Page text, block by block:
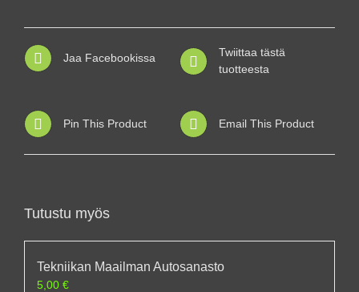
Jaa Facebookissa
Twiittaa tästä
tuotteesta
Pin This Product Email This Product
Tutustu myös
Tekniikan Maailman Autosanasto
5,00 €